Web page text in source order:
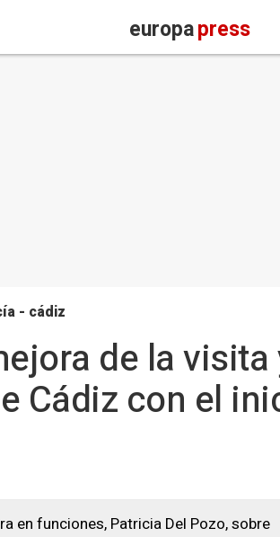
europapress
- cádiz
de la
Cádiz con el
en funciones, Patricia Del Pozo, sobre